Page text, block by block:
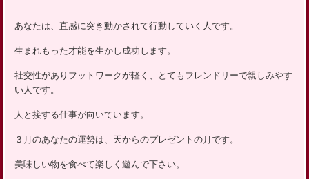
へ
ッ
プ
あなたは、直感に突き動かされて行動していく人です。
生まれもった才能を生かし成功します。
社交性がありフットワークが軽く、とてもフレンドリーで親しみやす
い人です。
人と接する仕事が向いています。
３月のあなたの運勢は、天からのプレゼントの月です。
美味しい物を食べて楽しく遊んで下さい。